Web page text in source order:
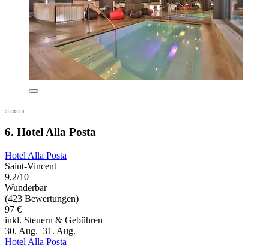
6. Hotel Alla Posta
Hotel Alla Posta
Saint-Vincent
9,2/10
Wunderbar
(423 Bewertungen)
97 €
inkl. Steuern & Gebühren
30. Aug.–31. Aug.
Hotel Alla Posta